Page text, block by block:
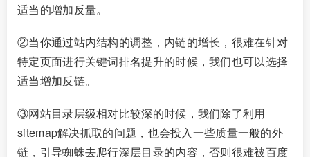
适当的增加反量。
②当你通过站内结构的调整，内链的增长，很难在针对
特定页面进行关键词排名提升的时候，我们也可以选择
适当增加反链。
③网站目录层级相对比较深的时候，我们除了利用
sitemap解决抓取的问题，也会投入一些质量一般的外
链，引导蜘蛛去爬行深层目录的内容，否则很难被百度